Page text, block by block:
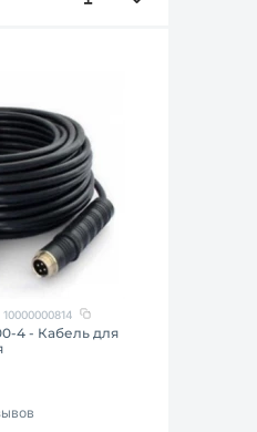
10000000814
4 - Кабель для